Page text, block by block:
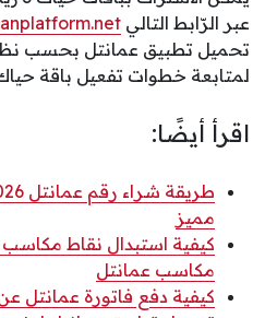
عبر الرّابط التالي
تحميل تطبيق عمانتل بحسب
لمتابعة خطوات تفعيل باقة
اقرأ أيضًا:
مميز
كيفية استبدال نقاط
مكاسب عمانتل
كيفية دفع فاتورة